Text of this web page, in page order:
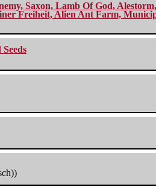
Saxon, Lamb Of God,
Freiheit, Alien Ant Farm,